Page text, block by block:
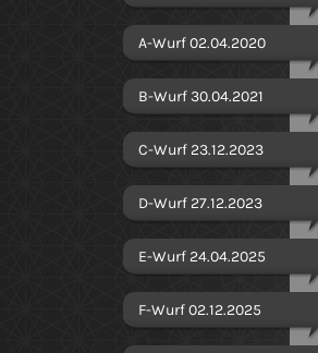
A-Wurf 02.04.2020
B-Wurf 30.04.2021
C-Wurf 23.12.2023
D-Wurf 27.12.2023
E-Wurf 24.04.2025
F-Wurf 02.12.2025